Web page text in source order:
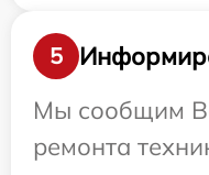
5
Мы сообщим
ремонта